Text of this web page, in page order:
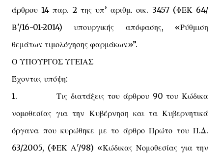
άρθρου 14 παρ. 2 της υπ’ αριθμ. οικ. 3457 (ΦΕΚ 64/
Β'/16-01-2014) υπουργικής απόφασης, «Ρύθμιση
θεμάτων τιμολόγησης φαρμάκων»”.
Ο ΥΠΟΥΡΓΟΣ ΥΓΕΙΑΣ
Έχοντας υπόψη:
1. Τις διατάξεις του άρθρου 90 του Κώδικα
νομοθεσίας για την Κυβέρνηση και τα Κυβερνητικά
όργανα που κυρώθηκε με το άρθρο Πρώτο του Π.Δ.
63/2005, (ΦΕΚ Α'/98) «Κώδικας Νομοθεσίας για την